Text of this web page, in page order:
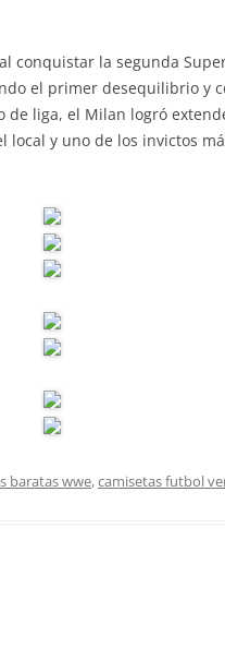
la segunda
el primer desequilibrio y
liga, el Milan logró
local y uno de los invictos
baratas wwe,camisetas futbol